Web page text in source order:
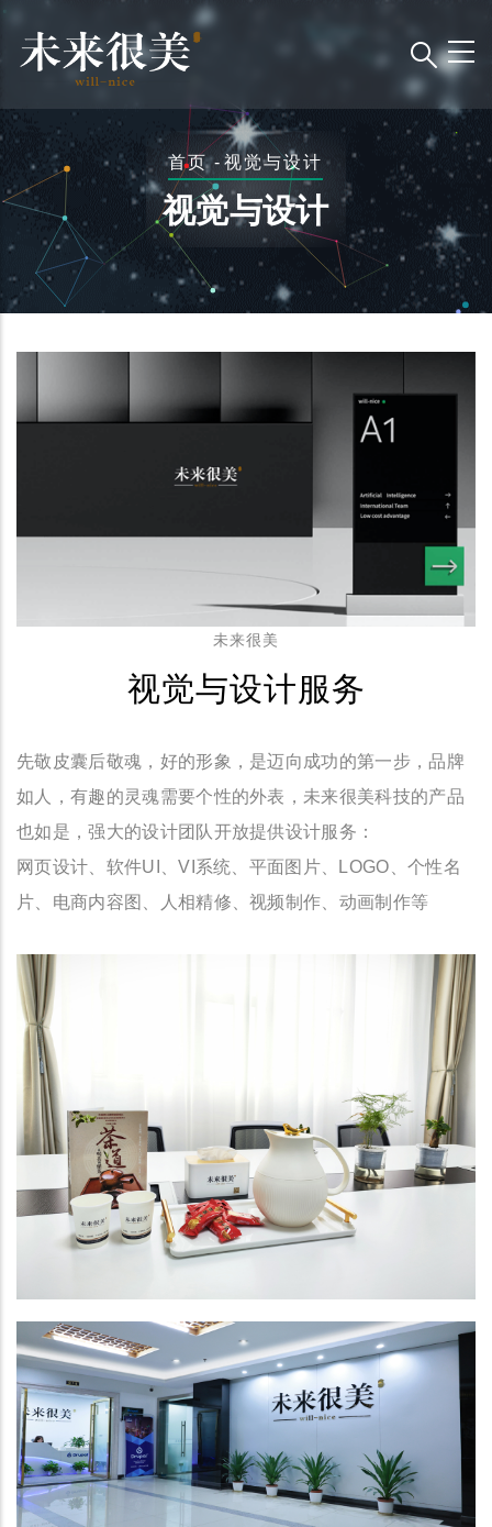
主
要
容
面
包
屑
首页 - 视觉与设计
视觉与设计
未来很美
视觉与设计服务
先敬皮囊后敬魂，好的形象，是迈向成功的第一步，品牌
如人，有趣的灵魂需要个性的外表，未来很美科技的产品
也如是，强大的设计团队开放提供设计服务：
网页设计、软件UI、VI系统、平面图片、LOGO、个性名
片、电商内容图、人相精修、视频制作、动画制作等